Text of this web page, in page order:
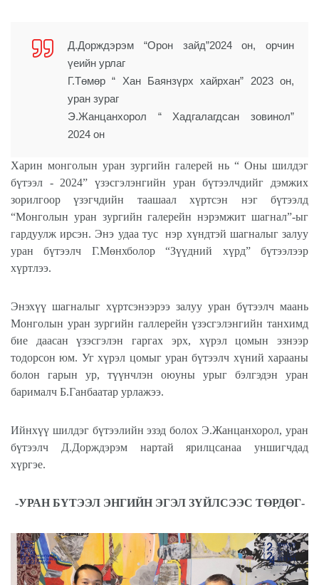
Д.Дорждэрэм “Орон зайд”2024 он, орчин
үеийн урлаг
Г.Төмөр “ Хан Баянзүрх хайрхан” 2023 он,
уран зураг
Э.Жанцанхорол “ Хадгалагдсан зовинол”
2024 он
Харин монголын уран зургийн галерей нь “ Оны шилдэг
бүтээл - 2024” үзэсгэлэнгийн уран бүтээлчдийг дэмжих
зорилгоор үзэгчдийн таашаал хүртсэн нэг бүтээлд
“Монголын уран зургийн галерейн нэрэмжит шагнал”-ыг
гардуулж ирсэн. Энэ удаа тус
нэр хүндтэй шагналыг залуу
уран бүтээлч Г.Мөнхболор “Зүүдний хүрд” бүтээлээр
хүртлээ.
Энэхүү шагналыг хүртсэнээрээ залуу уран бүтээлч маань
Монголын уран зургийн галлерейн үзэсгэлэнгийн танхимд
бие даасан үзэсгэлэн гаргах эрх, хүрэл цомын эзнээр
тодорсон юм. Уг хүрэл цомыг уран бүтээлч хүний харааны
болон гарын ур, түүнчлэн оюуны урыг бэлгэдэн уран
барималч Б.Ганбаатар урлажээ.
Ийнхүү шилдэг бүтээлийн эзэд болох Э.Жанцанхорол, уран
бүтээлч Д.Дорждэрэм нартай ярилцсанаа уншигчдад
хүргэе.
-УРАН БҮТЭЭЛ ЭНГИЙН ЭГЭЛ ЗҮЙЛСЭЭС ТӨРДӨГ-